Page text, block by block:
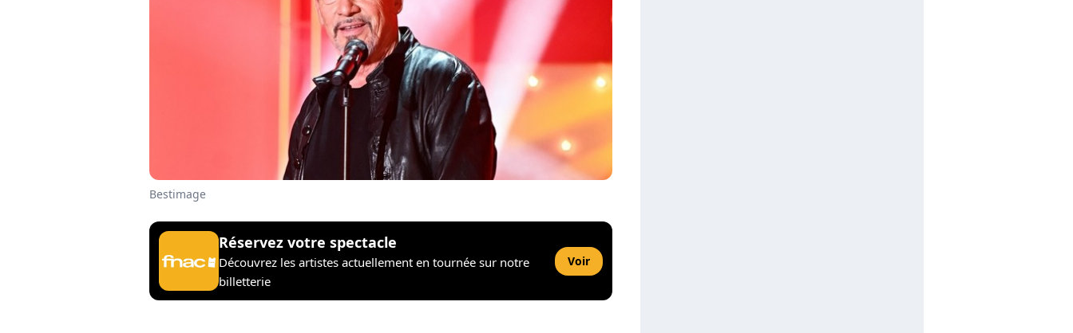
Bestimage
Réservez votre spectacle
Découvrez les artistes actuellement en tournée sur notre
billetterie
Voir